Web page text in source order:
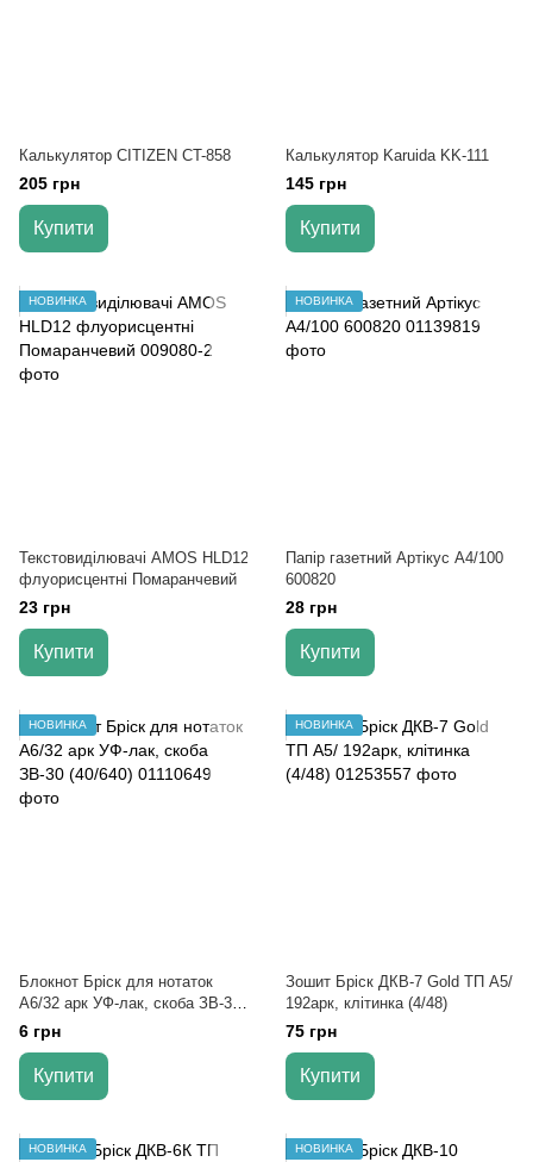
Калькулятор CITIZEN CT-858
205 грн
Купити
Калькулятор Karuida KK-111
145 грн
Купити
НОВИНКА
Текстовиділювачі AMOS HLD12
флуорисцентні Помаранчевий
23 грн
Купити
НОВИНКА
Папір газетний Артікус А4/100
600820
28 грн
Купити
НОВИНКА
Блокнот Бріск для нотаток
А6/32 арк УФ-лак, скоба ЗВ-30
(40/640)
6 грн
Купити
НОВИНКА
Зошит Бріск ДКВ-7 Gold ТП А5/
192арк, клітинка (4/48)
75 грн
Купити
НОВИНКА НОВИНКА